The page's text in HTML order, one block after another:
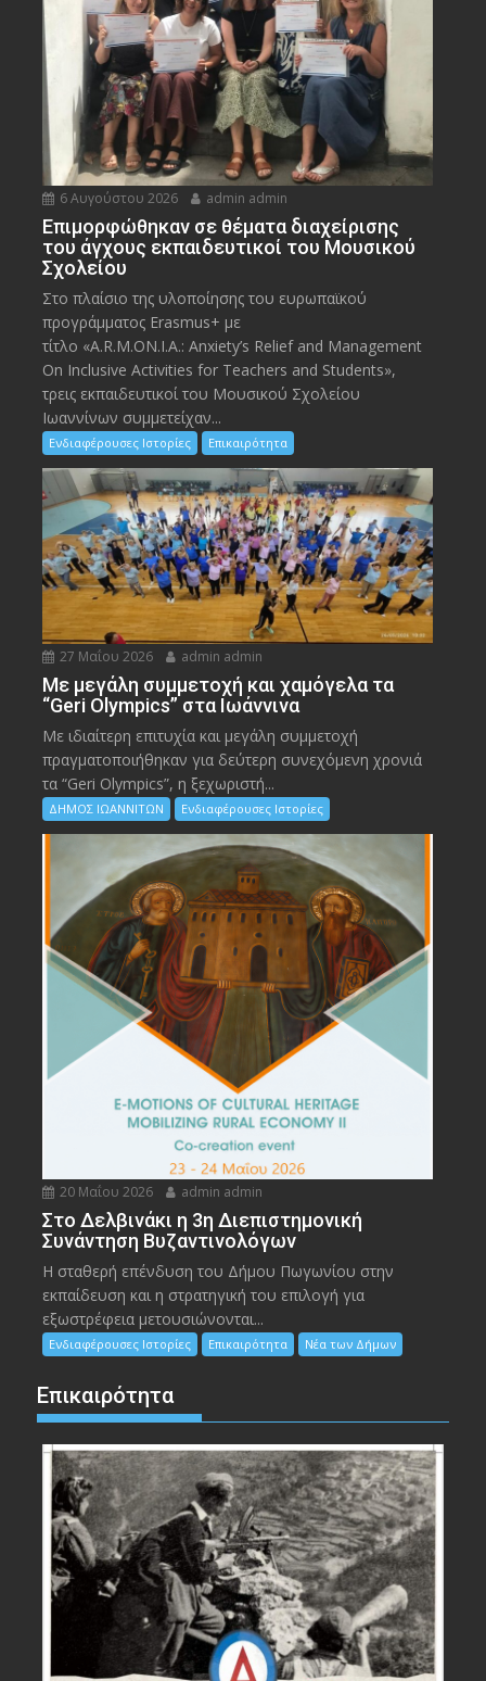
6 Αυγούστου 2026 admin admin
Eπιμορφώθηκαν σε θέματα διαχείρισης
του άγχους εκπαιδευτικοί του Μουσικού
Σχολείου
Στο πλαίσιο της υλοποίησης του ευρωπαϊκού
προγράμματος Erasmus+ με
τίτλο «A.R.M.ON.I.A.: Anxiety’s Relief and Management
On Inclusive Activities for Teachers and Students»,
τρεις εκπαιδευτικοί του Μουσικού Σχολείου
Ιωαννίνων συμμετείχαν...
Ενδιαφέρουσες Ιστορίες Επικαιρότητα
27 Μαΐου 2026 admin admin
Με μεγάλη συμμετοχή και χαμόγελα τα
“Geri Olympics” στα Ιωάννινα
Με ιδιαίτερη επιτυχία και μεγάλη συμμετοχή
πραγματοποιήθηκαν για δεύτερη συνεχόμενη χρονιά
τα “Geri Olympics”, η ξεχωριστή...
ΔΗΜΟΣ ΙΩΑΝΝΙΤΩΝ Ενδιαφέρουσες Ιστορίες
20 Μαΐου 2026 admin admin
Στο Δελβινάκι η 3η Διεπιστημονική
Συνάντηση Βυζαντινολόγων
Η σταθερή επένδυση του Δήμου Πωγωνίου στην
εκπαίδευση και η στρατηγική του επιλογή για
εξωστρέφεια μετουσιώνονται...
Ενδιαφέρουσες Ιστορίες Επικαιρότητα Νέα των Δήμων
Επικαιρότητα